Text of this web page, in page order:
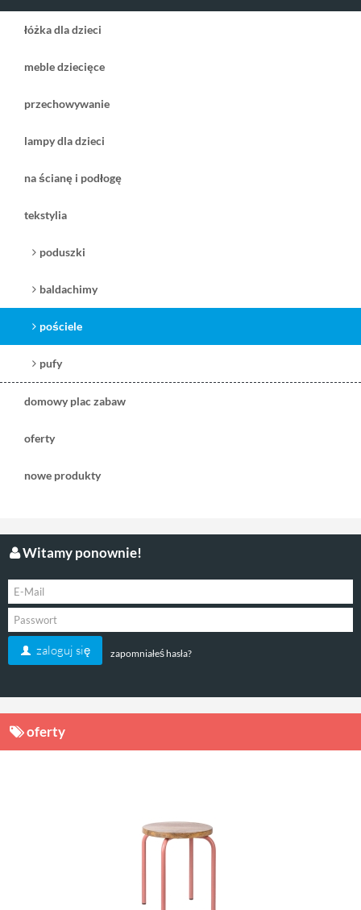
łóżka dla dzieci
meble dziecięce
przechowywanie
lampy dla dzieci
na ścianę i podłogę
tekstylia
poduszki
baldachimy
pościele
pufy
domowy plac zabaw
oferty
nowe produkty
Witamy ponownie!
zaloguj się zapomniałeś hasła?
oferty